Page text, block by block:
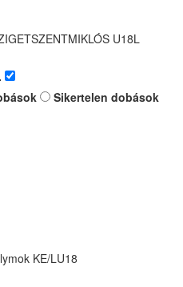
U18L
Sikertelen dobások
KE/LU18